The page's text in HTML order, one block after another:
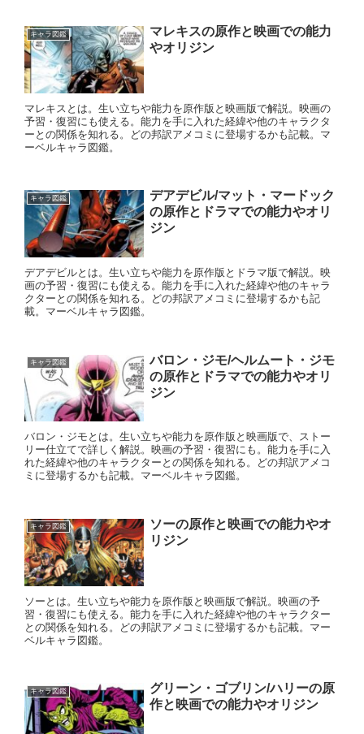
キャラ図鑑
マレキスの原作と映画での能力
やオリジン
マレキスとは。生い立ちや能力を原作版と映画版で解説。映画の
予習・復習にも使える。能力を手に入れた経緯や他のキャラクタ
ーとの関係を知れる。どの邦訳アメコミに登場するかも記載。マ
ーベルキャラ図鑑。
キャラ図鑑
デアデビル/マット・マードック
の原作とドラマでの能力やオリ
ジン
デアデビルとは。生い立ちや能力を原作版とドラマ版で解説。映
画の予習・復習にも使える。能力を手に入れた経緯や他のキャラ
クターとの関係を知れる。どの邦訳アメコミに登場するかも記
載。マーベルキャラ図鑑。
キャラ図鑑
バロン・ジモ/ヘルムート・ジモ
の原作とドラマでの能力やオリ
ジン
バロン・ジモとは。生い立ちや能力を原作版と映画版で、ストー
リー仕立てで詳しく解説。映画の予習・復習にも。能力を手に入
れた経緯や他のキャラクターとの関係を知れる。どの邦訳アメコ
ミに登場するかも記載。マーベルキャラ図鑑。
キャラ図鑑
ソーの原作と映画での能力やオ
リジン
ソーとは。生い立ちや能力を原作版と映画版で解説。映画の予
習・復習にも使える。能力を手に入れた経緯や他のキャラクター
との関係を知れる。どの邦訳アメコミに登場するかも記載。マー
ベルキャラ図鑑。
キャラ図鑑
グリーン・ゴブリン/ハリーの原
作と映画での能力やオリジン